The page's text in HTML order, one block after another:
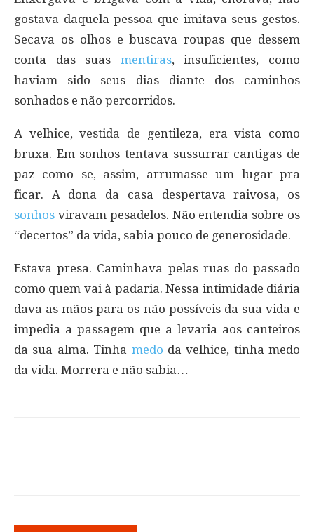
gostava daquela pessoa que imitava seus gestos.
Secava os olhos e buscava roupas que dessem
conta das suas mentiras, insuficientes, como
haviam sido seus dias diante dos caminhos
sonhados e não percorridos.
A velhice, vestida de gentileza, era vista como
bruxa. Em sonhos tentava sussurrar cantigas de
paz como se, assim, arrumasse um lugar pra
ficar. A dona da casa despertava raivosa, os
sonhos viravam pesadelos. Não entendia sobre os
“decertos” da vida, sabia pouco de generosidade.
Estava presa. Caminhava pelas ruas do passado
como quem vai à padaria. Nessa intimidade diária
dava as mãos para os não possíveis da sua vida e
impedia a passagem que a levaria aos canteiros
da sua alma. Tinha medo da velhice, tinha medo
da vida. Morrera e não sabia…